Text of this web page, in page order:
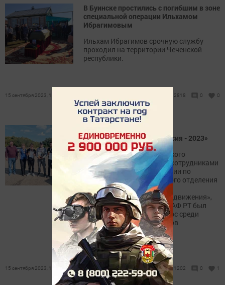
В Буинске простились с погибшим в зоне
специальной операции Ильхамом
Ибрагимовым
Ильхам Ибрагимов срочную службу
проходил на территории Чеченской
республики.
15 сентября 2023, 14:15 2818 0 0
автомобилистов «Автосессия - 2023»
14 сентября на базе Буинского
ветеринарного техникума сотрудниками
отделения Госавтоинспекции по
Буинскому району, Буинского отделения
отдела профилактики ГБУ
«Безопасность дорожного движения»,
Буинского МО РОГО ДОСААФ РТ был
проведён районный конкурс среди
студентов - автомобилистов
«Автосессия - 2023».
15 сентября 2023, 13:56 1202 0 1